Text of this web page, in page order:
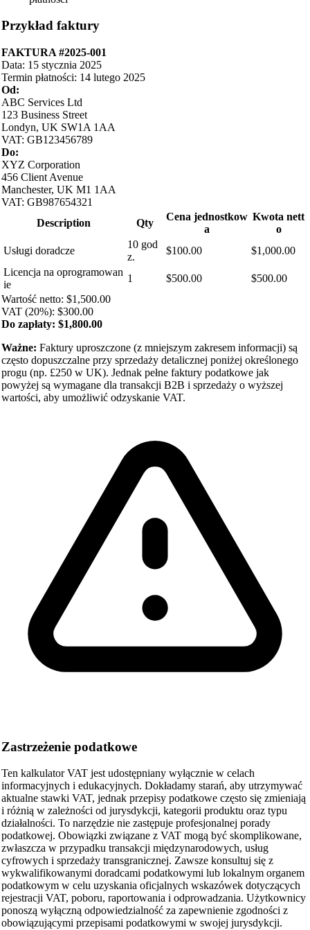
Przykład faktury
FAKTURA #2025-001
Data: 15 stycznia 2025
Termin płatności: 14 lutego 2025
Od:
ABC Services Ltd
123 Business Street
Londyn, UK SW1A 1AA
VAT: GB123456789
Do:
XYZ Corporation
456 Client Avenue
Manchester, UK M1 1AA
VAT: GB987654321
Description
Qty
Cena jednostkow
a
Kwota nett
o
Usługi doradcze
10 god
z.
$100.00
$1,000.00
Licencja na oprogramowan
ie
1 $500.00
$500.00
Wartość netto: $1,500.00
VAT (20%): $300.00
Do zapłaty: $1,800.00
Ważne: Faktury uproszczone (z mniejszym zakresem informacji) są
często dopuszczalne przy sprzedaży detalicznej poniżej określonego
progu (np. £250 w UK). Jednak pełne faktury podatkowe jak
powyżej są wymagane dla transakcji B2B i sprzedaży o wyższej
wartości, aby umożliwić odzyskanie VAT.
Zastrzeżenie podatkowe
Ten kalkulator VAT jest udostępniany wyłącznie w celach
informacyjnych i edukacyjnych. Dokładamy starań, aby utrzymywać
aktualne stawki VAT, jednak przepisy podatkowe często się zmieniają
i różnią w zależności od jurysdykcji, kategorii produktu oraz typu
działalności. To narzędzie nie zastępuje profesjonalnej porady
podatkowej. Obowiązki związane z VAT mogą być skomplikowane,
zwłaszcza w przypadku transakcji międzynarodowych, usług
cyfrowych i sprzedaży transgranicznej. Zawsze konsultuj się z
wykwalifikowanymi doradcami podatkowymi lub lokalnym organem
podatkowym w celu uzyskania oficjalnych wskazówek dotyczących
rejestracji VAT, poboru, raportowania i odprowadzania. Użytkownicy
ponoszą wyłączną odpowiedzialność za zapewnienie zgodności z
obowiązującymi przepisami podatkowymi w swojej jurysdykcji.